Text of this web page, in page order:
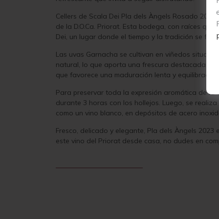
Cellers de Scala Dei Pla dels Àngels Rosado
de la D.O.Ca. Priorat. Esta bodega, con raíces
Dei, un lugar donde el tiempo y la tradición se
Las uvas Garnacha se cultivan en viñedos
natural, lo que aporta una frescura destacada al
que favorece una maduración lenta y equilibrada.
Para preservar toda la expresión aromática de la
durante 3 horas con los hollejos. Luego, se
como un vino blanco, en depósitos de acero
Fresco, delicado y elegante, Pla dels Àngels
este vino del Priorat desde casa, no dudes en